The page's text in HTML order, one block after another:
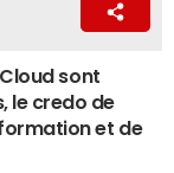
sont
le credo de
et de